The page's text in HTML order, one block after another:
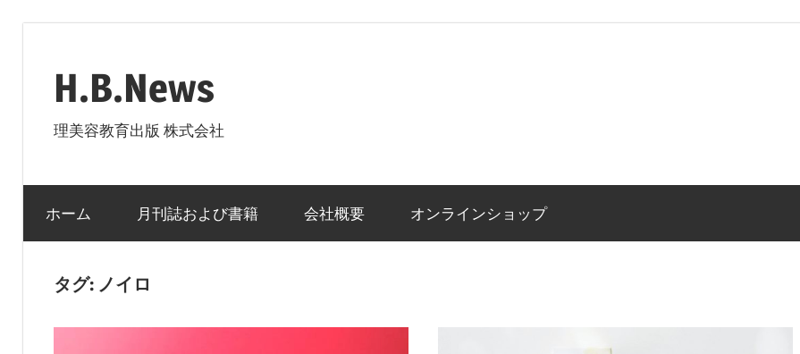
ス
ッ
H.B.News
理美容教育出版 株式会社
ホーム 月刊誌および書籍 会社概要 オンラインショップ
タグ: ノイロ